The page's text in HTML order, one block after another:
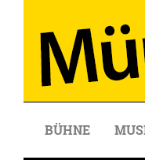
BÜHNE